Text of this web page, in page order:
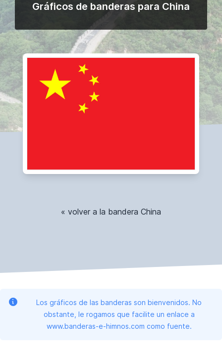
Gráficos de banderas para China
« volver a la bandera China
Los gráficos de las banderas son bienvenidos. No
obstante, le rogamos que facilite un enlace a
www.banderas-e-himnos.com como fuente.